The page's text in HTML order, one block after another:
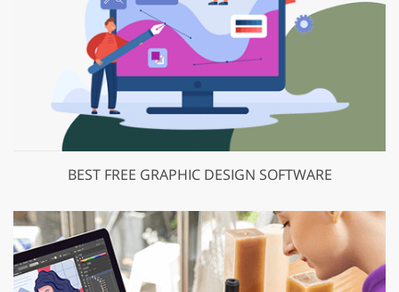
BEST FREE GRAPHIC DESIGN SOFTWARE